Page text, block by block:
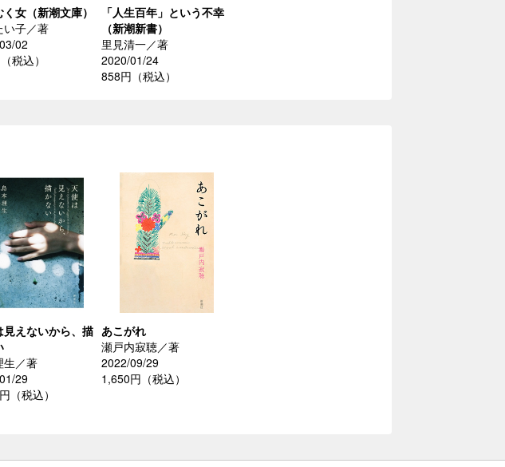
く女（新潮文庫）
い子／著
02
税込）
「人生百年」という不幸
（新潮新書）
里見清一／著
2020/01/24
858円（税込）
見えないから、描
生／著
29
（税込）
あこがれ
瀬戸内寂聴／著
2022/09/29
1,650円（税込）